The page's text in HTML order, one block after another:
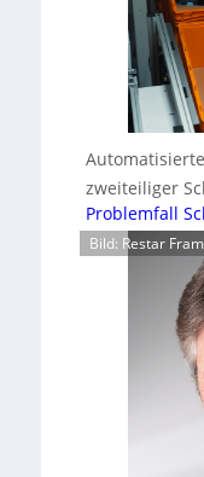
zweiteiliger
Problemfall
Bild: Restar